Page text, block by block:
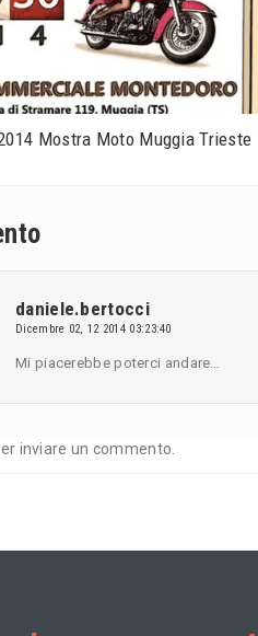
Mostra Moto Muggia Trieste
daniele.bertocci
Dicembre 02, 12 2014 03:23:40
Mi piacerebbe poterci andare…
inviare un commento.